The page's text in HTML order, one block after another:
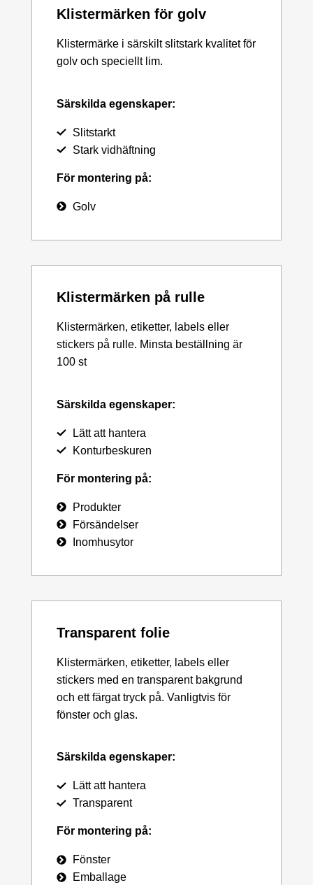
Klistermärken för golv
Klistermärke i särskilt slitstark kvalitet för
golv och speciellt lim.
Särskilda egenskaper:
Slitstarkt
Stark vidhäftning
För montering på:
Golv
Klistermärken på rulle
Klistermärken, etiketter, labels eller
stickers på rulle. Minsta beställning är
100 st
Särskilda egenskaper:
Lätt att hantera
Konturbeskuren
För montering på:
Produkter
Försändelser
Inomhusytor
Transparent folie
Klistermärken, etiketter, labels eller
stickers med en transparent bakgrund
och ett färgat tryck på. Vanligtvis för
fönster och glas.
Särskilda egenskaper:
Lätt att hantera
Transparent
För montering på:
Fönster
Emballage